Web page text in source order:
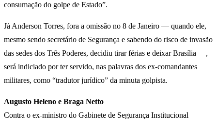
consumação do golpe de Estado”.
Já Anderson Torres, fora a omissão no 8 de Janeiro — quando ele,
mesmo sendo secretário de Segurança e sabendo do risco de invasão
das sedes dos Três Poderes, decidiu tirar férias e deixar Brasília —,
será indiciado por ter servido, nas palavras dos ex-comandantes
militares, como “tradutor jurídico” da minuta golpista.
Augusto Heleno e Braga Netto
Contra o ex-ministro do Gabinete de Segurança Institucional